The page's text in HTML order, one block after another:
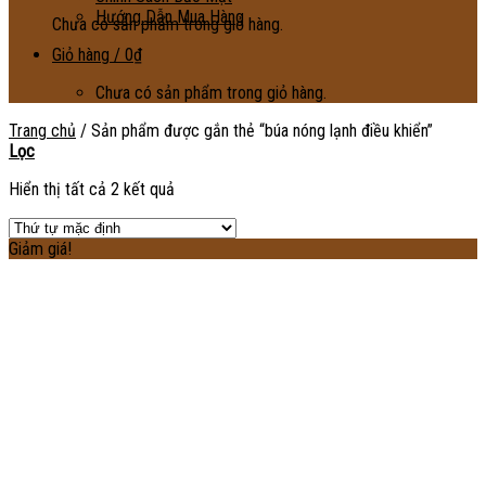
Chưa có sản phẩm trong giỏ hàng.
Hướng Dẫn Mua Hàng
Giỏ hàng / 0₫
Chưa có sản phẩm trong giỏ hàng.
Trang chủ / Sản phẩm được gắn thẻ “búa nóng lạnh điều khiển”
Lọc
Hiển thị tất cả 2 kết quả
Giảm giá!